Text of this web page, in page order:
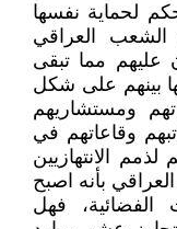
لحماية نفسها
الشعب العراقي
عليهم مما تبقى
بينهم على شكل
ومستشاريهم
وقاعاتهم في
الانتهازيين
بأنه اصبح
فهل